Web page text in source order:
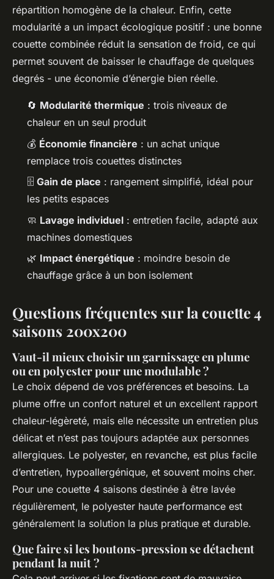
répartition homogène de la chaleur. Enfin, cette
modularité a un impact écologique positif : une bonne
couette combinée réduit la sensation de froid, ce qui
permet souvent de baisser le chauffage de quelques
degrés - une économie d’énergie bien réelle.
🔄 Modularité thermique : trois niveaux de
chaleur en un seul produit
💰 Économie financière : un achat unique
remplace trois couettes distinctes
🗄️ Gain de place : rangement simplifié, idéal pour
les petits espaces
🧼 Lavage individuel : entretien facile, adapté aux
machines domestiques
🌿 Impact énergétique : moindre besoin de
chauffage grâce à un bon isolement
Questions fréquentes sur la couette 4
saisons 200x200
Vaut-il mieux choisir un garnissage en plume
ou en polyester pour une modulable ?
Le choix dépend de vos préférences et besoins. La
plume offre un confort naturel et un excellent rapport
chaleur-légèreté, mais elle nécessite un entretien plus
délicat et n’est pas toujours adaptée aux personnes
allergiques. Le polyester, en revanche, est plus facile
d’entretien, hypoallergénique, et souvent moins cher.
Pour une couette 4 saisons destinée à être lavée
régulièrement, le polyester haute performance est
généralement la solution la plus pratique et durable.
Que faire si les boutons-pression se détachent
pendant la nuit ?